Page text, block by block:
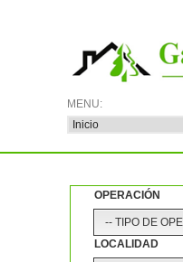
OPERACIÓN
LOCALIDAD